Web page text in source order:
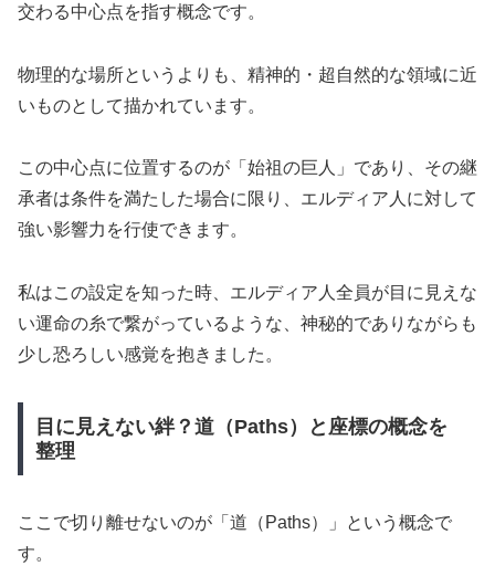
交わる中心点を指す概念です。
物理的な場所というよりも、精神的・超自然的な領域に近
いものとして描かれています。
この中心点に位置するのが「始祖の巨人」であり、その継
承者は条件を満たした場合に限り、エルディア人に対して
強い影響力を行使できます。
私はこの設定を知った時、エルディア人全員が目に見えな
い運命の糸で繋がっているような、神秘的でありながらも
少し恐ろしい感覚を抱きました。
目に見えない絆？道（Paths）と座標の概念を
整理
ここで切り離せないのが「道（Paths）」という概念で
す。